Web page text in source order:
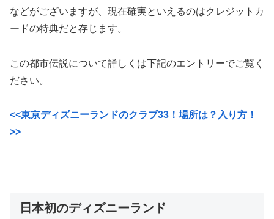
などがございますが、現在確実といえるのはクレジットカ
ードの特典だと存じます。
この都市伝説について詳しくは下記のエントリーでご覧く
ださい。
<<東京ディズニーランドのクラブ33！場所は？入り方！
>>
日本初のディズニーランド